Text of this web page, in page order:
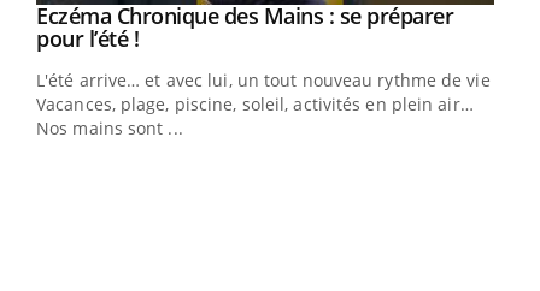
Youtube
Eczéma Chronique des Mains : se préparer
pour l’été !Youtube
L'été arrive… et avec lui, un tout nouveau rythme de vie !
Vacances, plage, piscine, soleil, activités en plein air…
Nos mains sont ...